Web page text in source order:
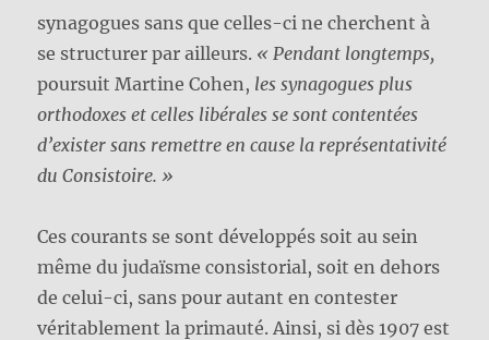
synagogues sans que celles-ci ne cherchent à
se structurer par ailleurs. « Pendant longtemps,
poursuit Martine Cohen, les synagogues plus
orthodoxes et celles libérales se sont contentées
d’exister sans remettre en cause la représentativité
du Consistoire. »
Ces courants se sont développés soit au sein
même du judaïsme consistorial, soit en dehors
de celui-ci, sans pour autant en contester
véritablement la primauté. Ainsi, si dès 1907 est